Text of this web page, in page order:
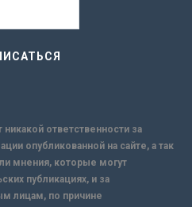
ответственности за
опубликованной на сайте, а так
мнения, которые могут
публикациях, и за
лицам, по причине